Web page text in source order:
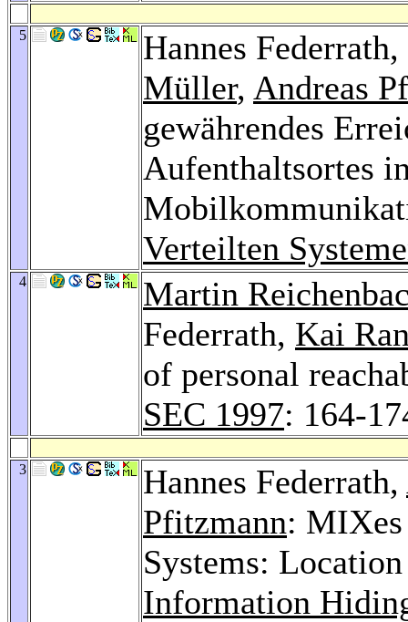
5
Hannes Federrath,
Müller, Andreas
gewährendes
Aufenthaltsortes
Verteilten
4
Martin
Federrath, Kai
of personal
SEC 1997: 164-
3 Hannes Federrath,
Pfitzmann:
Systems:
Information